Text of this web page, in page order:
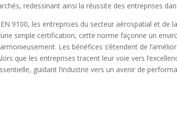
redessinant ainsi la réussite des entreprises
9100, les entreprises du secteur aérospatial et de
simple certification, cette norme façonne un
Les bénéfices s’étendent de
que les entreprises tracent leur voie vers
guidant l’industrie vers un avenir de